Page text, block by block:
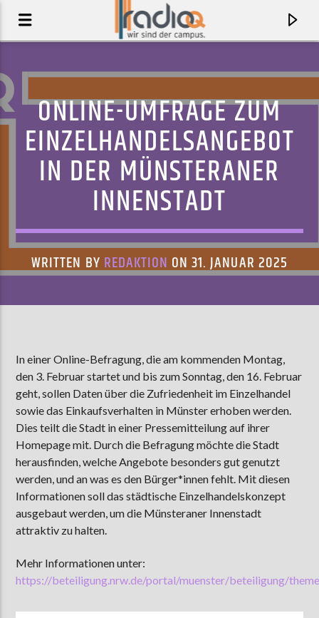
AKTUELLER TRACK
JKJK
AKTUELLE SENDUNG
MOEBIUS
00:00 09:00
90,9 MHz Steinfurt 103,9 MHz
ONLINE-UMFRAGE ZUM
EINZELHANDELSANGEBOT
IN DER MÜNSTERANER
INNENSTADT
WRITTEN BY REDAKTION ON 31. JANUAR 2025
In einer Online-Befragung, die am kommenden Montag,
den 3. Februar startet und bis zum Sonntag, den 16. Februar
geht, sollen Daten über die Zufriedenheit im Einzelhandel
sowie das Einkaufsverhalten in Münster erhoben werden.
Dies teilt die Stadt in einer Pressemitteilung auf ihrer
Homepage mit. Durch die Befragung möchte die Stadt
herausfinden, welche Angebote besonders gut genutzt
werden, und an was es den Bürger*innen fehlt. Mit diesen
Informationen soll das städtische Einzelhandelskonzept
ausgebaut werden, um die Münsteraner Innenstadt
attraktiv zu halten.
Mehr Informationen unter:
https://beteiligung.nrw.de/portal/muenster/beteiligung/